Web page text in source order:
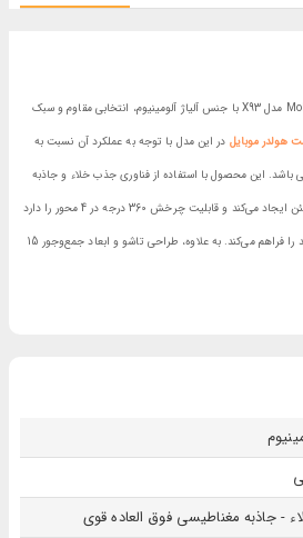
هولدر مکشی موبایل تاشو Mobile Holder مدل X93 با جنس آلیاژ آلومینیوم، انتخابی مقاوم و سبک
هولدر موبایل در این مدل با توجه به عملکرد آن نسبت به
این محصول با استفاده از فناوری جذب خلاء و جاذبه
مغناطیسی فوق‌العاده قوی، مکشی مطمئن ایجاد می‌کند و قابلیت چرخش 360 درجه در 4 محور را دارد
که امکان تنظیم راحت و دقیق زاویه دید را فراهم می‌کند. به علاوه، طراحی تاشو و ابعاد جمع‌وجور 15
شارژدهی ارائه می‌دهد.
- جاذبه مغناطیسی فوق العاده قوی